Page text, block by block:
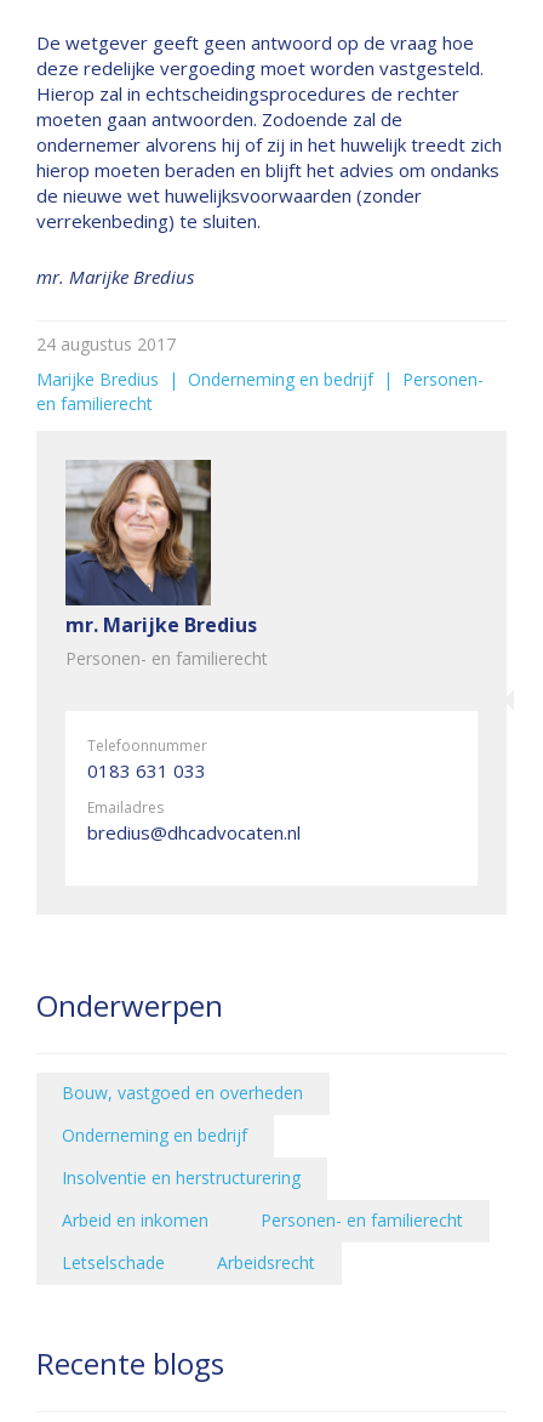
De wetgever geeft geen antwoord op de vraag hoe
deze redelijke vergoeding moet worden vastgesteld.
Hierop zal in echtscheidingsprocedures de rechter
moeten gaan antwoorden. Zodoende zal de
ondernemer alvorens hij of zij in het huwelijk treedt zich
hierop moeten beraden en blijft het advies om ondanks
de nieuwe wet huwelijksvoorwaarden (zonder
verrekenbeding) te sluiten.
mr. Marijke Bredius
24 augustus 2017
Marijke Bredius
  |
Onderneming en bedrijf
  |
Personen-
en familierecht
mr. Marijke Bredius
Personen- en familierecht
Telefoonnummer
0183 631 033
Emailadres
bredius@dhcadvocaten.nl
Onderwerpen
Bouw, vastgoed en overheden
Onderneming en bedrijf
Insolventie en herstructurering
Arbeid en inkomen
Personen- en familierecht
Letselschade
Arbeidsrecht
Recente blogs